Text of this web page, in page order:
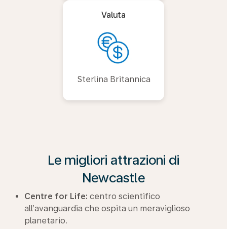
Valuta
Sterlina Britannica
Le migliori attrazioni di
Newcastle
Centre for Life: centro scientifico
all’avanguardia che ospita un meraviglioso
planetario.